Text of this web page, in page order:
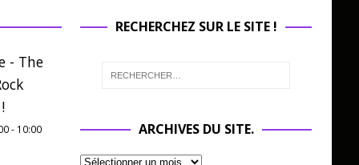
- The
- 10:00
RECHERCHEZ SUR LE SITE !
ARCHIVES DU SITE.